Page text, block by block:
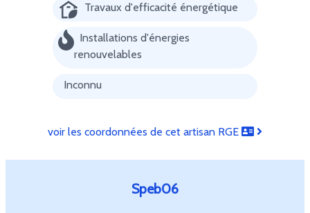
Travaux d'efficacité énergétique
Installations d'énergies
renouvelables
Inconnu
voir les coordonnées de cet artisan RGE
Speb06